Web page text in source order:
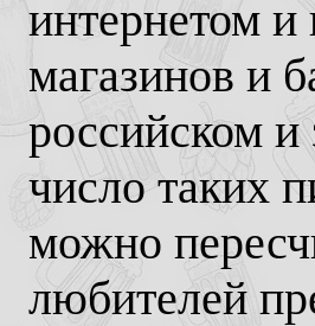
интернетом
магазинов и
российском
число таких
можно
любителей